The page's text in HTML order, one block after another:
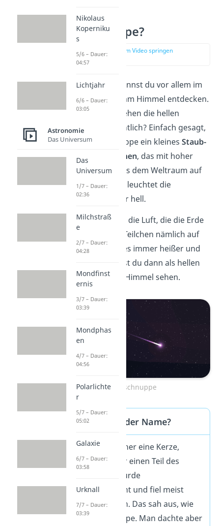
Was ist eine
Sternschnuppe?
zur Stelle im Video springen
(00:13)
Sternschnuppen
kannst du vor allem im
Sommer zahlreich am Himmel entdecken.
Doch aus was bestehen die hellen
Leuchtspuren eigentlich? Einfach gesagt,
ist eine Sternschnuppe ein kleines Staub-
oder Gesteinsteilchen, das mit hoher
Geschwindigkeit aus dem Weltraum auf
die Erde fällt. Dabei leuchtet die
Sternschnuppe sehr hell.
Der Grund dafür ist die Luft, die die Erde
umgibt: Wenn das Teilchen nämlich auf
die Luft trifft, wird es immer heißer und
verglüht. Das kannst du dann als hellen
Leuchtstreifen am Himmel sehen.
Sternschnuppe
Woher kommt der Name?
„Putzte“ man früher eine Kerze,
schnitt man dafür einen Teil des
Dochtes ab. Er wurde
Schnuppe genannt und fiel meist
glühend zu Boden. Das sah aus, wie
eine Sternschnuppe. Man dachte aber
Nikolaus
Koperniku
s
5/6 – Dauer:
04:57
Lichtjahr
6/6 – Dauer:
03:05
Astronomie
Das Universum
Das
Universum
1/7 – Dauer:
02:36
Milchstraß
e
2/7 – Dauer:
04:28
Mondfinst
ernis
3/7 – Dauer:
03:39
Mondphas
en
4/7 – Dauer:
04:56
Polarlichte
r
5/7 – Dauer:
05:02
Galaxie
6/7 – Dauer:
03:58
Urknall
7/7 – Dauer:
03:39